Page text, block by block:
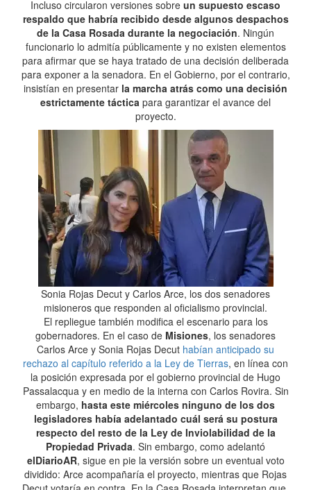
Incluso circularon versiones sobre un supuesto escaso
respaldo que habría recibido desde algunos despachos
de la Casa Rosada durante la negociación. Ningún
funcionario lo admitía públicamente y no existen elementos
para afirmar que se haya tratado de una decisión deliberada
para exponer a la senadora. En el Gobierno, por el contrario,
insistían en presentar la marcha atrás como una decisión
estrictamente táctica para garantizar el avance del
proyecto.
Sonia Rojas Decut y Carlos Arce, los dos senadores
misioneros que responden al oficialismo provincial.
El repliegue también modifica el escenario para los
gobernadores. En el caso de Misiones, los senadores
Carlos Arce y Sonia Rojas Decut habían anticipado su
rechazo al capítulo referido a la Ley de Tierras, en línea con
la posición expresada por el gobierno provincial de Hugo
Passalacqua y en medio de la interna con Carlos Rovira. Sin
embargo, hasta este miércoles ninguno de los dos
legisladores había adelantado cuál será su postura
respecto del resto de la Ley de Inviolabilidad de la
Propiedad Privada. Sin embargo, como adelantó
elDiarioAR, sigue en pie la versión sobre un eventual voto
dividido: Arce acompañaría el proyecto, mientras que Rojas